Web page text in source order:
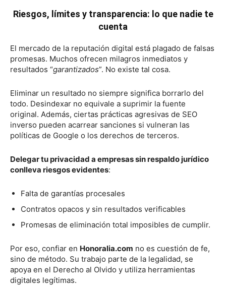
Riesgos, límites y transparencia: lo que nadie te
cuenta
El mercado de la reputación digital está plagado de falsas
promesas. Muchos ofrecen milagros inmediatos y
resultados “garantizados”. No existe tal cosa.
Eliminar un resultado no siempre significa borrarlo del
todo. Desindexar no equivale a suprimir la fuente
original. Además, ciertas prácticas agresivas de SEO
inverso pueden acarrear sanciones si vulneran las
políticas de Google o los derechos de terceros.
Delegar tu privacidad a empresas sin respaldo jurídico
conlleva riesgos evidentes:
Falta de garantías procesales
Contratos opacos y sin resultados verificables
Promesas de eliminación total imposibles de cumplir.
Por eso, confiar en Honoralia.com no es cuestión de fe,
sino de método. Su trabajo parte de la legalidad, se
apoya en el Derecho al Olvido y utiliza herramientas
digitales legítimas.